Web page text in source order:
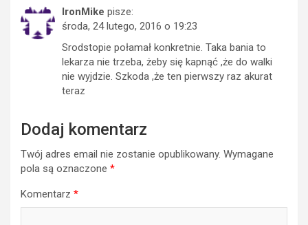
IronMike pisze:
środa, 24 lutego, 2016 o 19:23
Srodstopie połamał konkretnie. Taka bania to
lekarza nie trzeba, żeby się kapnąć ,że do walki
nie wyjdzie. Szkoda ,że ten pierwszy raz akurat
teraz
Dodaj komentarz
Twój adres email nie zostanie opublikowany. Wymagane
pola są oznaczone *
Komentarz *